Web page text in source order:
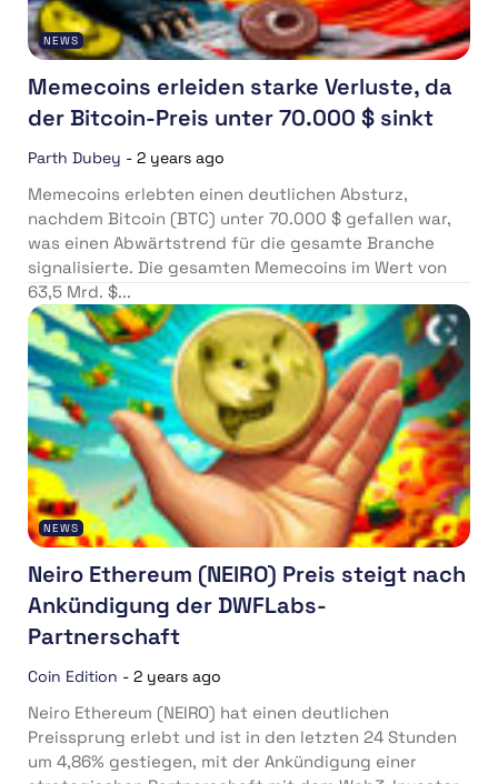
NEWS
Memecoins erleiden starke Verluste, da
der Bitcoin-Preis unter 70.000 $ sinkt
Parth Dubey - 2 years ago
Memecoins erlebten einen deutlichen Absturz,
nachdem Bitcoin (BTC) unter 70.000 $ gefallen war,
was einen Abwärtstrend für die gesamte Branche
signalisierte. Die gesamten Memecoins im Wert von
63,5 Mrd. $...
NEWS
Neiro Ethereum (NEIRO) Preis steigt nach
Ankündigung der DWFLabs-
Partnerschaft
Coin Edition - 2 years ago
Neiro Ethereum (NEIRO) hat einen deutlichen
Preissprung erlebt und ist in den letzten 24 Stunden
um 4,86% gestiegen, mit der Ankündigung einer